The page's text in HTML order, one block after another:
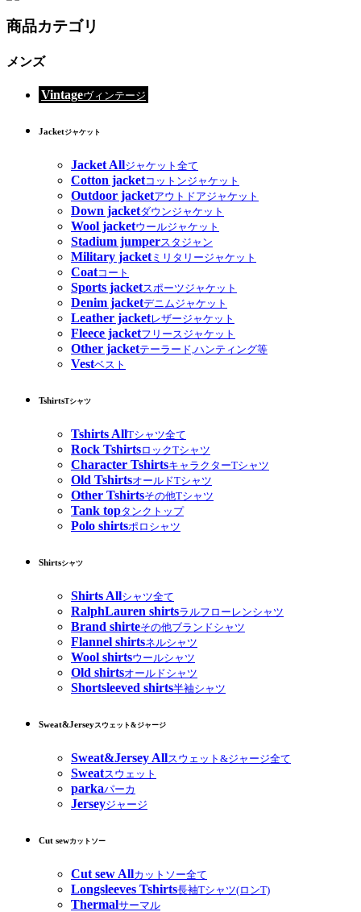
商品カテゴリ
メンズ
Vintageヴィンテージ
Jacketジャケット
Jacket Allジャケット全て
Cotton jacketコットンジャケット
Outdoor jacketアウトドアジャケット
Down jacketダウンジャケット
Wool jacketウールジャケット
Stadium jumperスタジャン
Military jacketミリタリージャケット
Coatコート
Sports jacketスポーツジャケット
Denim jacketデニムジャケット
Leather jacketレザージャケット
Fleece jacketフリースジャケット
Other jacketテーラード,ハンティング等
Vestベスト
TshirtsTシャツ
Tshirts AllTシャツ全て
Rock TshirtsロックTシャツ
Character TshirtsキャラクターTシャツ
Old TshirtsオールドTシャツ
Other Tshirtsその他Tシャツ
Tank topタンクトップ
Polo shirtsポロシャツ
Shirtsシャツ
Shirts Allシャツ全て
RalphLauren shirtsラルフローレンシャツ
Brand shirteその他ブランドシャツ
Flannel shirtsネルシャツ
Wool shirtsウールシャツ
Old shirtsオールドシャツ
Shortsleeved shirts半袖シャツ
Sweat&Jerseyスウェット&ジャージ
Sweat&Jersey Allスウェット&ジャージ全て
Sweatスウェット
parkaパーカ
Jerseyジャージ
Cut sewカットソー
Cut sew Allカットソー全て
Longsleeves Tshirts長袖Tシャツ(ロンT)
Thermalサーマル